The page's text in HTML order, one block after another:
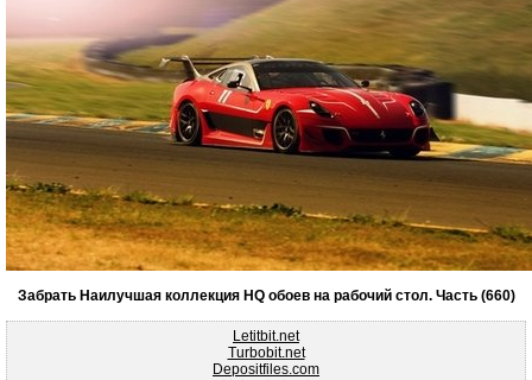
Забрать Наилучшая коллекция HQ обоев на рабочий стол. Часть (660)
Letitbit.net
Turbobit.net
Depositfiles.com